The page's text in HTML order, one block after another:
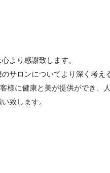
より感謝致します。
サロンについてより深く考え
様に健康と美が提供ができ、
致します。